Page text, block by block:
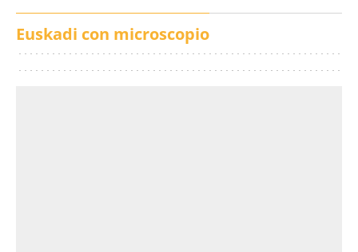
Euskadi con microscopio